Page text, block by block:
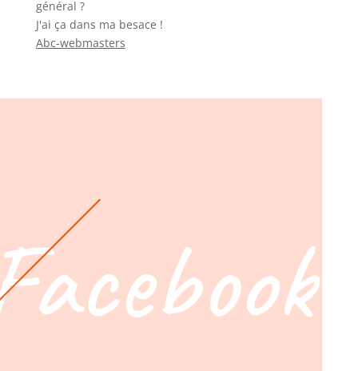
général ?
J'ai ça dans ma besace !
Abc-webmasters